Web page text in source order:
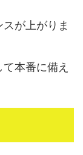
が上がりま
本番に備え